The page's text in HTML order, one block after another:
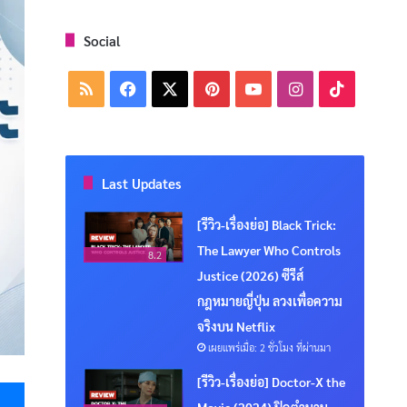
Messenger
Social
RSS Facebook PinterestYouTubeInstagram
Last Updates
8.2
[รีวิว-เรื่องย่อ] Black Trick:
The Lawyer Who Controls
Justice (2026) ซีรีส์
กฎหมายญี่ปุ่น ลวงเพื่อความ
จริงบน Netflix
เผยแพร่เมื่อ: 2 ชั่วโมง ที่ผ่านมา
[รีวิว-เรื่องย่อ] Doctor-X the